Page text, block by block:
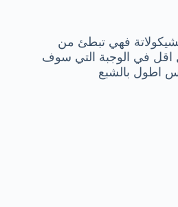
فهي تبطئ من
اقل في الوجبة التي سوف
اطول بالشبع